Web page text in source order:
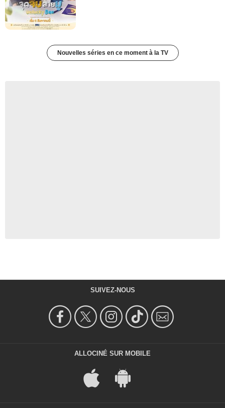
Nouvelles séries en ce moment à la TV
SUIVEZ-NOUS
ALLOCINÉ SUR MOBILE